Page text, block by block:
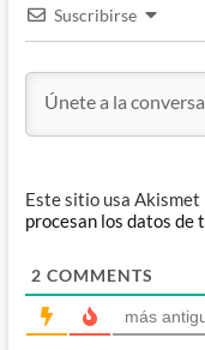
Suscribirse
Este sitio usa Akismet
procesan los datos de
2 COMMENTS
más